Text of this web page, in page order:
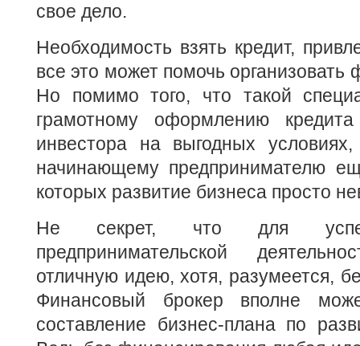
свое дело.
Необходимость взять кредит,
все это может помочь
Но помимо того, что такой
грамотному оформлению
инвестора на выгодных
начинающему предпринимателю
которых развитие бизнеса просто
Не секрет, что для
предпринимательской
отличную идею, хотя, разумеется,
Финансовый брокер вполне
составление бизнес-плана по